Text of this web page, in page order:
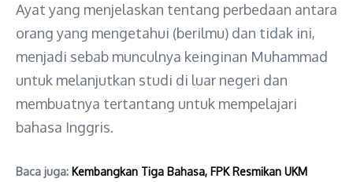
Ayat yang menjelaskan tentang perbedaan antara
orang yang mengetahui (berilmu) dan tidak ini,
menjadi sebab munculnya keinginan Muhammad
untuk melanjutkan studi di luar negeri dan
membuatnya tertantang untuk mempelajari
bahasa Inggris.
Baca juga: Kembangkan Tiga Bahasa, FPK Resmikan UKM